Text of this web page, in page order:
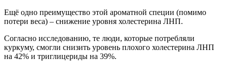
Ещё одно преимущество этой ароматной специи (помимо
потери веса) – снижение уровня холестерина ЛНП.
Согласно исследованию, те люди, которые потребляли
куркуму, смогли снизить уровень плохого холестерина ЛНП
на 42% и триглицериды на 39%.